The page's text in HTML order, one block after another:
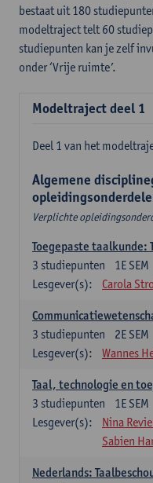
bestaat uit 180
modeltraject telt 60
studiepunten kan je zelf
onder ‘Vrije ruimte’.
Modeltraject deel 1
Deel 1 van het
Algemene
Verplichte
Toegepaste taalkunde:
1E SEM
3 studiepunten
Lesgever(s):
Carola
2E SEM
3 studiepunten
Lesgever(s):
Wannes
Taal, technologie en
1E SEM
3 studiepunten
Lesgever(s):
Nina
Sabien
Nederlands: